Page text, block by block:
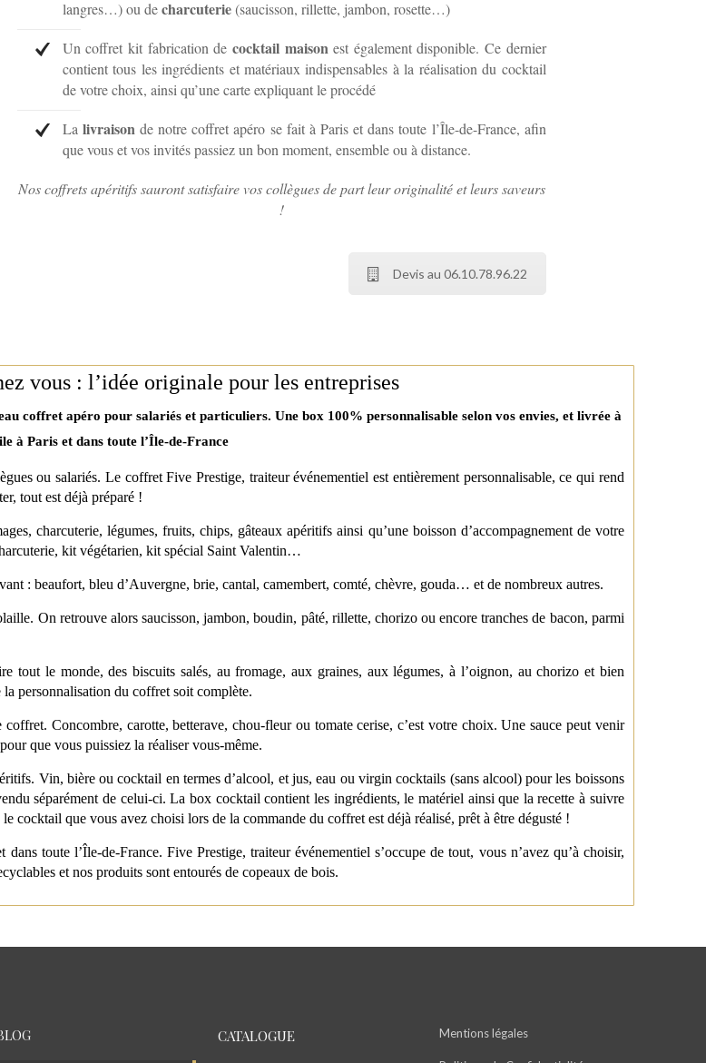
langres…) ou decharcuterie(saucisson, rillette, jambon, rosette…)
Un coffret kit fabrication de cocktail maison est également disponible. Ce dernier
contient tous les ingrédients et matériaux indispensables à la réalisation du cocktail
de votre choix, ainsi qu’une carte expliquant le procédé
La livraison de notre coffret apéro se fait à Paris et dans toute l’Île-de-France, afin
que vous et vos invités passiez un bon moment, ensemble ou à distance.
Nos coffrets apéritifs sauront satisfaire vos collègues de part leur originalité et leurs saveurs
!
Devis au 06.10.78.96.22
vous : l’idée originale pour les entreprises
coffret apéro pour salariés et particuliers. Une box 100% personnalisable selon vos envies, et livrée à
à Paris et dans toute l’Île-de-France
ou salariés. Le coffret Five Prestige, traiteur événementiel est entièrement personnalisable, ce qui rend
tout est déjà préparé !
charcuterie, légumes, fruits, chips, gâteaux apéritifs ainsi qu’une boisson d’accompagnement de votre
kit végétarien, kit spécial Saint Valentin…
: beaufort, bleu d’Auvergne, brie, cantal, camembert, comté, chèvre, gouda… et de nombreux autres.
On retrouve alors saucisson, jambon, boudin, pâté, rillette, chorizo ou encore tranches de bacon, parmi
tout le monde, des biscuits salés, au fromage, aux graines, aux légumes, à l’oignon, au chorizo et bien
personnalisation du coffret soit complète.
Concombre, carotte, betterave, chou-fleur ou tomate cerise, c’est votre choix. Une sauce peut venir
que vous puissiez la réaliser vous-même.
Vin, bière ou cocktail en termes d’alcool, et jus, eau ou virgin cocktails (sans alcool) pour les boissons
séparément de celui-ci. La box cocktail contient les ingrédients, le matériel ainsi que la recette à suivre
que vous avez choisi lors de la commande du coffret est déjà réalisé, prêt à être dégusté !
toute l’Île-de-France. Five Prestige, traiteur événementiel s’occupe de tout, vous n’avez qu’à choisir,
et nos produits sont entourés de copeaux de bois.
CATALOGUE Mentions légales